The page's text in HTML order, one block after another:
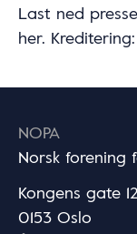
Last ned
her.
NOPA
Norsk forening
Kongens gate 12
0153 Oslo